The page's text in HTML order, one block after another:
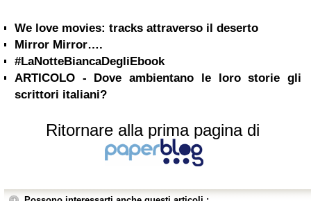
We love movies: tracks attraverso il deserto
Mirror Mirror….
#LaNotteBiancaDegliEbook
ARTICOLO - Dove ambientano le loro storie gli
scrittori italiani?
Ritornare alla prima pagina di